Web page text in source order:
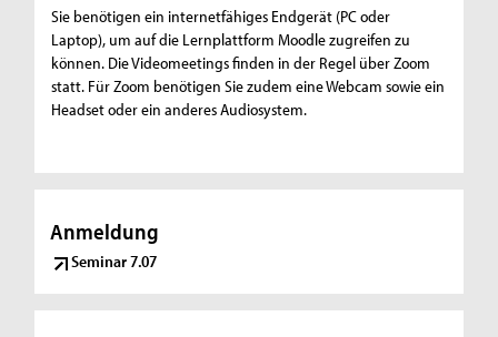
Sie benötigen ein internetfähiges Endgerät (PC oder
Laptop), um auf die Lernplattform Moodle zugreifen zu
können. Die Videomeetings finden in der Regel über Zoom
statt. Für Zoom benötigen Sie zudem eine Webcam sowie ein
Headset oder ein anderes Audiosystem.
Anmeldung
Seminar 7.07